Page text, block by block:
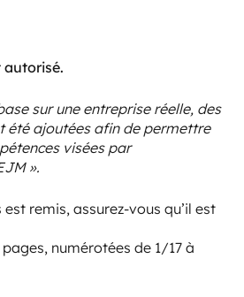
autorisé.
sur une entreprise réelle, des
été ajoutées afin de permettre
visées par
».
remis, assurez-vous qu’il est
numérotées de 1/17 à